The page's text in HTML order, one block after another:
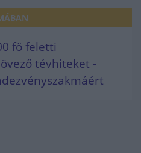
fő feletti
tévhiteket -